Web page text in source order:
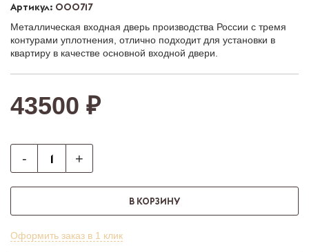
Артикул: 000717
Металлическая входная дверь производства России с тремя
контурами уплотнения, отлично подходит для установки в
квартиру в качестве основной входной двери.
43500 ₽
- +
В КОРЗИНУ
Оформить заказ в 1 клик